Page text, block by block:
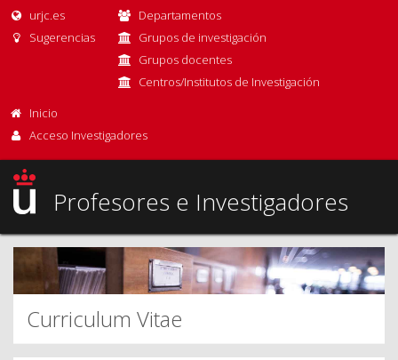
urjc.es
Sugerencias
Departamentos
Grupos de investigación
Grupos docentes
Centros/Institutos de Investigación
Inicio
Acceso Investigadores
Profesores e Investigadores
Curriculum Vitae